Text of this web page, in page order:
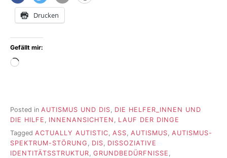
Drucken
Gefällt mir:
Wird
Posted in AUTISMUS UND DIS
DIE HELFER_INNEN UND
DIE HILFE
INNENANSICHTEN
LAUF DER DINGE
Tagged ACTUALLY AUTISTIC, ASS, AUTISMUS, AUTISMUS-
SPEKTRUM-STÖRUNG , DIS, DISSOZIATIVE
IDENTITÄTSSTRUKTUR, GRUNDBEDÜRFNISSE ,